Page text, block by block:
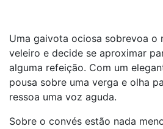
Uma gaivota ociosa sobrevoa o
veleiro e decide se aproximar
alguma refeição. Com um
pousa sobre uma verga e olha
ressoa uma voz aguda.
Sobre o convés estão nada